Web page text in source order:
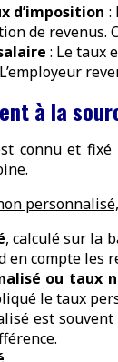
d’imposition :
de revenus.
: Le taux
à la
connu et
, calculé sur la
en compte les
ou taux
le taux
est